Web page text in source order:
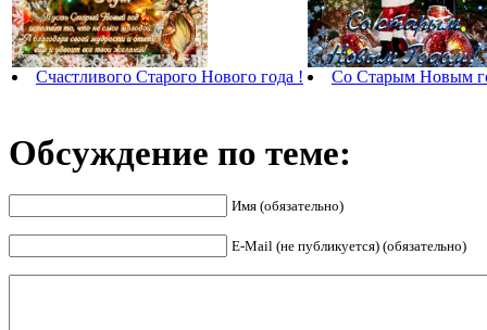
Счастливого Старого Нового года ! Со Старым Новым
Обсуждение по теме:
Имя (обязательно)
E-Mail (не публикуется) (обязательно)